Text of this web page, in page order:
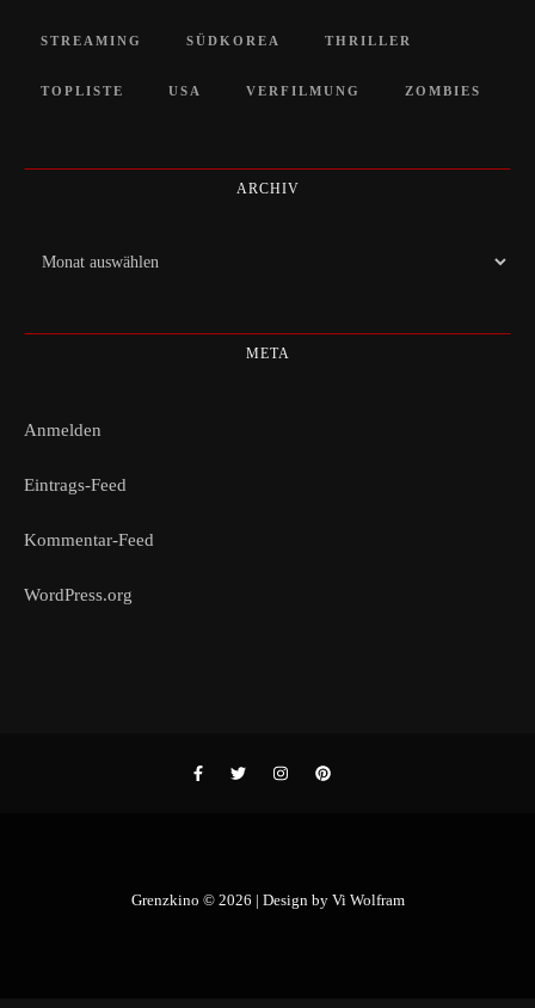
STREAMING SÜDKOREA THRILLER
TOPLISTE USA VERFILMUNG ZOMBIES
ARCHIV
Archiv
META
Anmelden
Eintrags-Feed
Kommentar-Feed
WordPress.org
Grenzkino © 2026 | Design by Vi Wolfram